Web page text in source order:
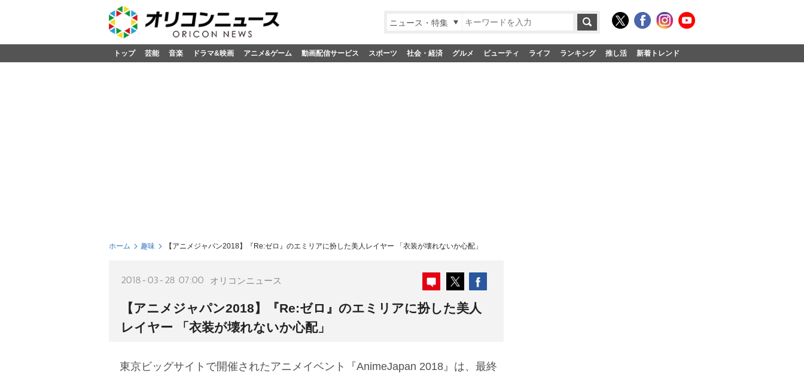
ニュース・特集
トップ 芸能 音楽 ドラマ&映画 アニメ&ゲーム 動画配信サービス スポーツ 社会・経済 グルメ ビューティ ライフ ランキング 推し活 新着トレンド
ホーム 趣味 【アニメジャパン2018】『Re:ゼロ』のエミリアに扮した美人レイヤー 「衣装が壊れないか心配」
2018-03-28 07:00 オリコンニュース
【アニメジャパン2018】『Re:ゼロ』のエミリアに扮した美人
レイヤー 「衣装が壊れないか心配」
東京ビッグサイトで開催されたアニメイベント『AnimeJapan 2018』は、最終